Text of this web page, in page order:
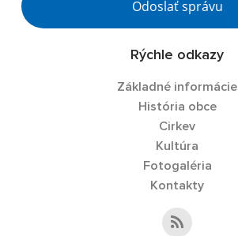
Odoslať správu
Rýchle odkazy
Základné informácie
História obce
Cirkev
Kultúra
Fotogaléria
Kontakty